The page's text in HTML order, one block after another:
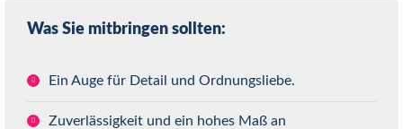
Was Sie mitbringen sollten:
Ein Auge für Detail und Ordnungsliebe.
Zuverlässigkeit und ein hohes Maß an